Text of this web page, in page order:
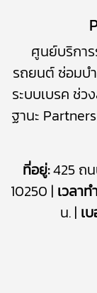
ศูนย์บริกา
รถยนต์​ ซ่อมบ
ระบบเบรค ช่ว
ฐานะ
ที่อยู่:425 ถ
10250 | เวลาท
น. | เ